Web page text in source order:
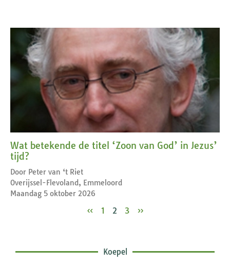
Wat betekende de titel ‘Zoon van God’ in Jezus’
tijd?
Door Peter van ‘t Riet
Overijssel-Flevoland, Emmeloord
Maandag 5 oktober 2026
« 1 2 3 »
Koepel